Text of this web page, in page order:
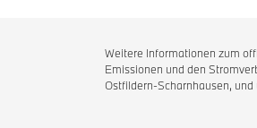
Weitere Informationen zum
Emissionen und den
Ostfildern-Scharnhausen, und